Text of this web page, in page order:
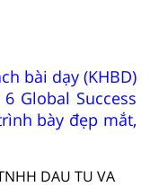
bài dạy (KHBD)
Global Success
bày đẹp mắt,
DAU TU VA